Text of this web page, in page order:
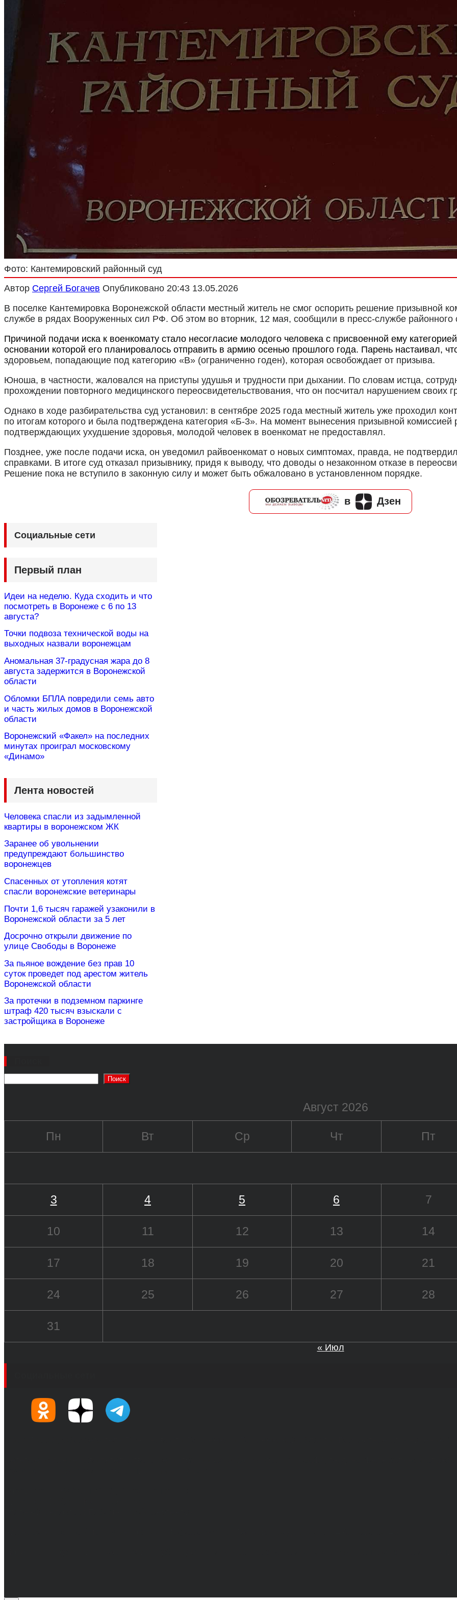
Россия
Фото: Кантемировский районный суд
Автор Сергей Богачев Опубликовано 20:43 13.05.2026
В поселке Кантемировка Воронежской области местный житель не смог оспорить решение призывной
службе в рядах Вооруженных сил РФ. Об этом во вторник, 12 мая, сообщили в пресс-службе районного
Причиной подачи иска к военкомату стало несогласие молодого человека с присвоенной ему
основании которой его планировалось отправить в армию осенью прошлого года. Парень настаивал,
здоровьем, попадающие под категорию «В» (ограниченно годен), которая освобождает от призыва.
Юноша, в частности, жаловался на приступы удушья и трудности при дыхании. По словам истца,
прохождении повторного медицинского переосвидетельствования, что он посчитал нарушением своих
Однако в ходе разбирательства суд установил: в сентябре 2025 года местный житель уже проходил
по итогам которого и была подтверждена категория «Б-3». На момент вынесения призывной
подтверждающих ухудшение здоровья, молодой человек в военкомат не предоставлял.
Позднее, уже после подачи иска, он уведомил райвоенкомат о новых симптомах, правда, не
справками. В итоге суд отказал призывнику, придя к выводу, что доводы о незаконном отказе в
Решение пока не вступило в законную силу и может быть обжаловано в установленном порядке.
в Дзен
Социальные сети
Первый план
Идеи на неделю. Куда сходить и что
посмотреть в Воронеже с 6 по 13
августа?
Точки подвоза технической воды на
выходных назвали воронежцам
Аномальная 37-градусная жара до 8
августа задержится в Воронежской
области
Обломки БПЛА повредили семь авто
и часть жилых домов в Воронежской
области
Воронежский «Факел» на последних
минутах проиграл московскому
«Динамо»
Лента новостей
Человека спасли из задымленной
квартиры в воронежском ЖК
Заранее об увольнении
предупреждают большинство
воронежцев
Спасенных от утопления котят
спасли воронежские ветеринары
Почти 1,6 тысяч гаражей узаконили в
Воронежской области за 5 лет
Досрочно открыли движение по
улице Свободы в Воронеже
За пьяное вождение без прав 10
суток проведет под арестом житель
Воронежской области
За протечки в подземном паркинге
штраф 420 тысяч взыскали с
застройщика в Воронеже
Поиск
Август 2026
Пн Вт Ср Чт Пт
3 4 5 6 7
10 11 12 13 14
17 18 19 20 21
24 25 26 27 28
31
« Июл